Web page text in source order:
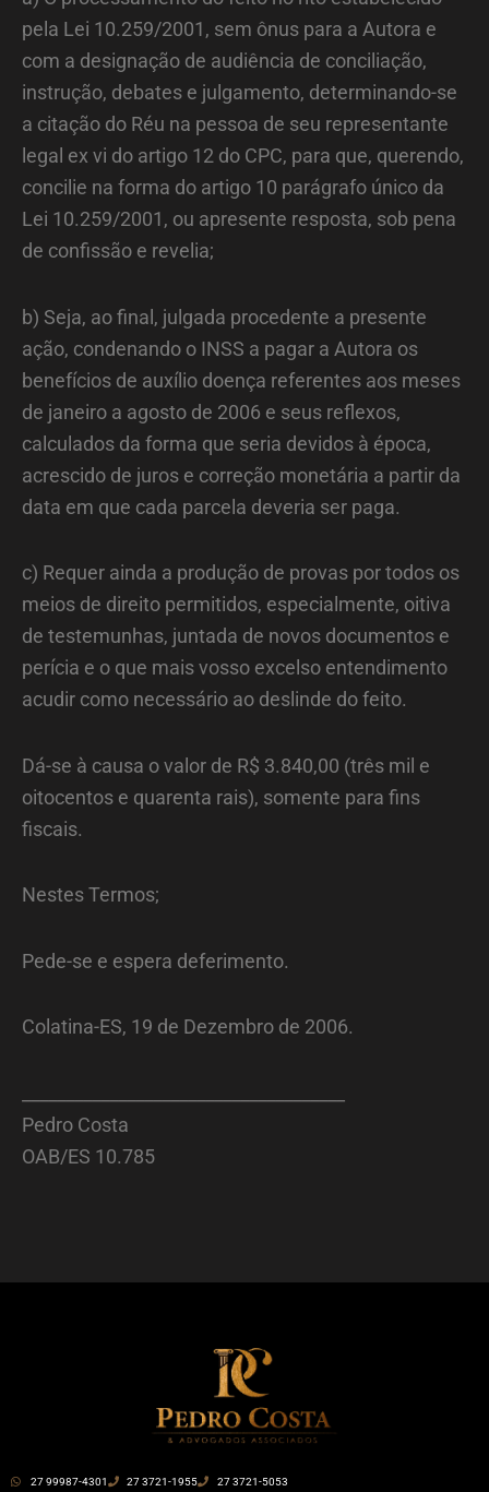
pela Lei 10.259/2001, sem ônus para a Autora e
com a designação de audiência de conciliação,
instrução, debates e julgamento, determinando-se
a citação do Réu na pessoa de seu representante
legal ex vi do artigo 12 do CPC, para que, querendo,
concilie na forma do artigo 10 parágrafo único da
Lei 10.259/2001, ou apresente resposta, sob pena
de confissão e revelia;
b) Seja, ao final, julgada procedente a presente
ação, condenando o INSS a pagar a Autora os
benefícios de auxílio doença referentes aos meses
de janeiro a agosto de 2006 e seus reflexos,
calculados da forma que seria devidos à época,
acrescido de juros e correção monetária a partir da
data em que cada parcela deveria ser paga.
c) Requer ainda a produção de provas por todos os
meios de direito permitidos, especialmente, oitiva
de testemunhas, juntada de novos documentos e
perícia e o que mais vosso excelso entendimento
acudir como necessário ao deslinde do feito.
Dá-se à causa o valor de R$ 3.840,00 (três mil e
oitocentos e quarenta rais), somente para fins
fiscais.
Nestes Termos;
Pede-se e espera deferimento.
Colatina-ES, 19 de Dezembro de 2006.
Pedro Costa
OAB/ES 10.785
27 99987-4301 27 3721-1955 27 3721-5053